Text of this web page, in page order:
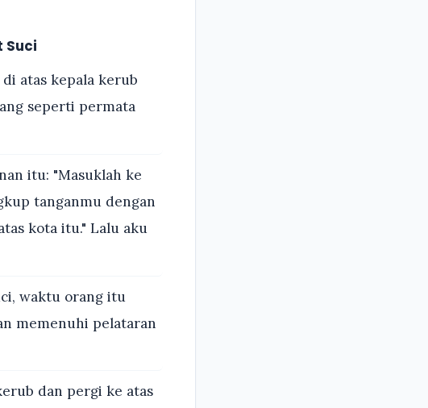
Suci
atas kepala kerub
seperti permata
itu: "Masuklah ke
tanganmu dengan
kota itu." Lalu aku
waktu orang itu
memenuhi pelataran
dan pergi ke atas